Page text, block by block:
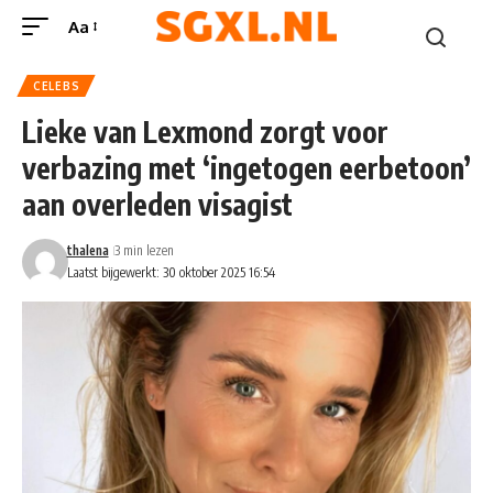
Aa
CELEBS
Lieke van Lexmond zorgt voor
verbazing met ‘ingetogen eerbetoon’
aan overleden visagist
Laatst bijgewerkt: 30 oktober 2025 16:54
thalena 3 min lezen